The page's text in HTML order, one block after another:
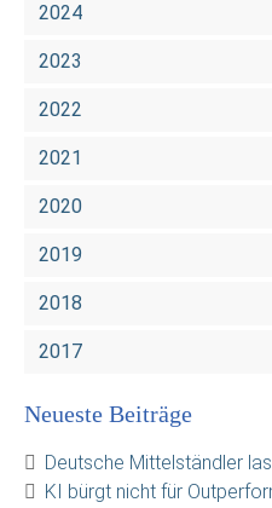
2024
2023
2022
2021
2020
2019
2018
2017
Neueste Beiträge
Deutsche Mittelständler
KI bürgt nicht für